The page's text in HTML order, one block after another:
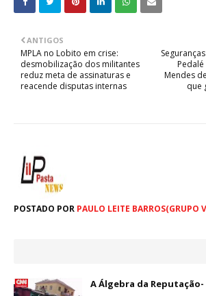
Mendes
que
ANTIGOS
MPLA no Lobito em crise:
desmobilização dos militantes
reduz meta de assinaturas e
reacende disputas internas
POSTADO POR PAULO LEITE BARROS(GRUPO
A Álgebra da Reputação-